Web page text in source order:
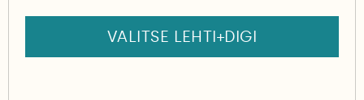
VALITSE LEHTI+DIGI